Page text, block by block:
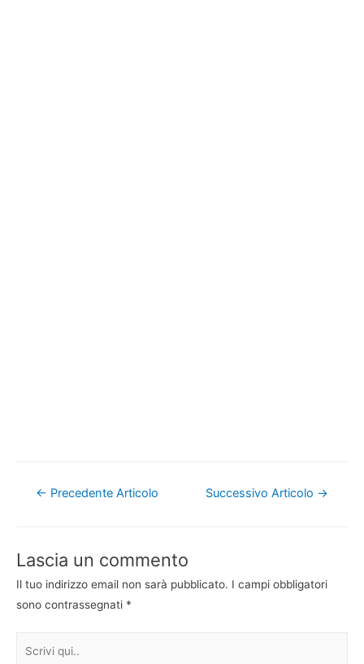
Navigazione
← Precedente Articolo Successivo Articolo →
Lascia un commento
Il tuo indirizzo email non sarà pubblicato. I campi obbligatori
sono contrassegnati *